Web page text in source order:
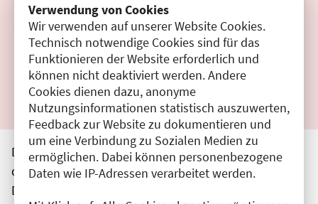
Verwendung von Cookies
Wir verwenden auf unserer Website Cookies.
Technisch notwendige Cookies sind für das
Funktionieren der Website erforderlich und
können nicht deaktiviert werden. Andere
Cookies dienen dazu, anonyme
Nutzungsinformationen statistisch auszuwerten,
Feedback zur Website zu dokumentieren und
um eine Verbindung zu Sozialen Medien zu
ermöglichen. Dabei können personenbezogene
Daten wie IP-Adressen verarbeitet werden.
Filter zurücksetzen
Ergebnisse drucken
Die hier aufgeführten Veranstaltungen entsprechen
den unmittelbar vom Veranstalter getätigten Angaben.
Die Ärztekammer Berlin übernimmt keine